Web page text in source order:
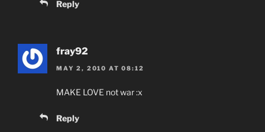
Reply
fray92
MAY 2, 2010 AT 08:12
MAKE LOVE not war :x
Reply